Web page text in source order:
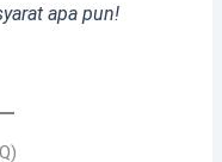
apa pun!